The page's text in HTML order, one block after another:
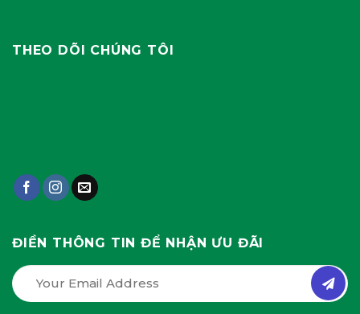
THEO DÕI CHÚNG TÔI
ĐIỀN THÔNG TIN ĐỂ NHẬN ƯU ĐÃI